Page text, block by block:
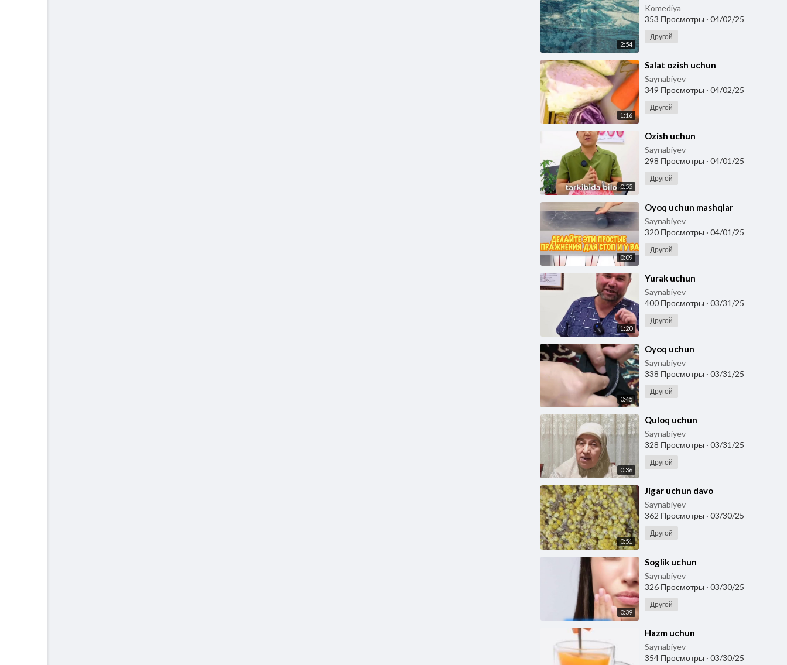
2:54
Komediya
353 Просмотры · 04/02/25
Другой
1:16
⁣Salat ozish uchun
Saynabiyev
349 Просмотры · 04/02/25
Другой
0:55
⁣Ozish uchun
Saynabiyev
298 Просмотры · 04/01/25
Другой
0:09
⁣Oyoq uchun mashqlar
Saynabiyev
320 Просмотры · 04/01/25
Другой
1:20
⁣Yurak uchun
Saynabiyev
400 Просмотры · 03/31/25
Другой
0:45
⁣Oyoq uchun
Saynabiyev
338 Просмотры · 03/31/25
Другой
0:36
⁣Quloq uchun
Saynabiyev
328 Просмотры · 03/31/25
Другой
0:51
⁣Jigar uchun davo
Saynabiyev
362 Просмотры · 03/30/25
Другой
0:39
⁣Soglik uchun
Saynabiyev
326 Просмотры · 03/30/25
Другой
⁣Hazm uchun
Saynabiyev
354 Просмотры · 03/30/25